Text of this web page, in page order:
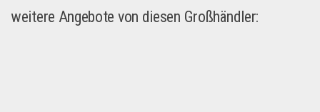
weitere Angebote von diesen Großhändler: